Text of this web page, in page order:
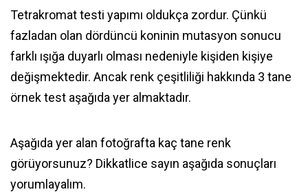
Tetrakromat testi yapımı oldukça zordur. Çünkü
fazladan olan dördüncü koninin mutasyon sonucu
farklı ışığa duyarlı olması nedeniyle kişiden kişiye
değişmektedir. Ancak renk çeşitliliği hakkında 3 tane
örnek test aşağıda yer almaktadır.
Aşağıda yer alan fotoğrafta kaç tane renk
görüyorsunuz? Dikkatlice sayın aşağıda sonuçları
yorumlayalım.